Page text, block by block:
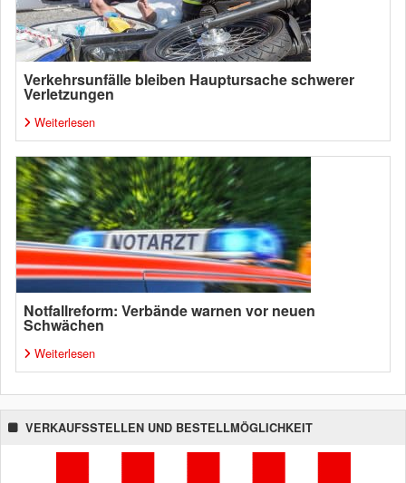
Verkehrsunfälle bleiben Hauptursache schwerer
Verletzungen
Weiterlesen
Notfallreform: Verbände warnen vor neuen
Schwächen
Weiterlesen
VERKAUFSSTELLEN UND BESTELLMÖGLICHKEIT